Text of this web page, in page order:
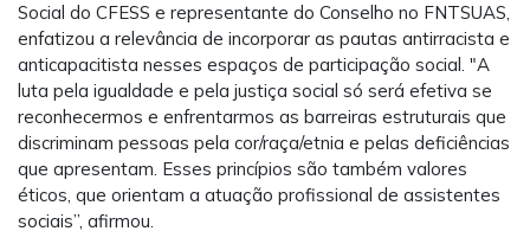
Social do CFESS e representante do Conselho no FNTSUAS,
enfatizou a relevância de incorporar as pautas antirracista e
anticapacitista nesses espaços de participação social. "A
luta pela igualdade e pela justiça social só será efetiva se
reconhecermos e enfrentarmos as barreiras estruturais que
discriminam pessoas pela cor/raça/etnia e pelas deficiências
que apresentam. Esses princípios são também valores
éticos, que orientam a atuação profissional de assistentes
sociais”, afirmou.